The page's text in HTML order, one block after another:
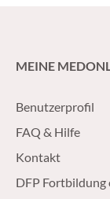
MEINE
Benutzerprofil
FAQ & Hilfe
Kontakt
DFP Fortbildung